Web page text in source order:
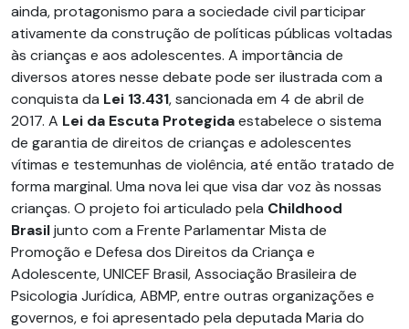
ainda, protagonismo para a sociedade civil participar
ativamente da construção de políticas públicas voltadas
às crianças e aos adolescentes. A importância de
diversos atores nesse debate pode ser ilustrada com a
conquista da Lei 13.431, sancionada em 4 de abril de
2017. A Lei da Escuta Protegidaestabelece o sistema
de garantia de direitos de crianças e adolescentes
vítimas e testemunhas de violência, até então tratado de
forma marginal. Uma nova lei que visa dar voz às nossas
crianças. O projeto foi articulado pela Childhood
Brasiljunto com a Frente Parlamentar Mista de
Promoção e Defesa dos Direitos da Criança e
Adolescente, UNICEF Brasil, Associação Brasileira de
Psicologia Jurídica, ABMP, entre outras organizações e
governos, e foi apresentado pela deputada Maria do